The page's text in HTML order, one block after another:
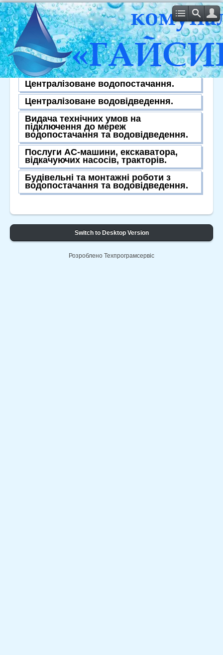
ПОСЛУГИ ПІДПРИЄМСТВА
Централізоване водопостачання.
Централізоване водовідведення.
Видача технічних умов на
підключення до мереж
водопостачання та водовідведення.
Послуги АС-машини, екскаватора,
відкачуючих насосів, тракторів.
Будівельні та монтажні роботи з
водопостачання та водовідведення.
Switch to Desktop Version
Розроблено Техпрограмсервіс